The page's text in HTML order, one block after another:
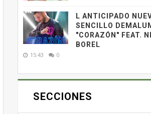
L ANTICIPADO
SENCILLO
"CORAZÓN" FEAT.
BOREL
15:43 0
SECCIONES